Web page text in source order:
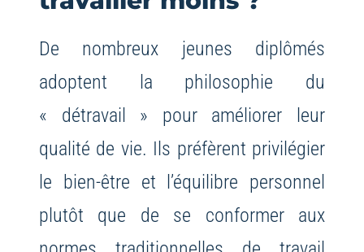
De nombreux jeunes diplômés
adoptent la philosophie du
« détravail » pour améliorer leur
qualité de vie. Ils préfèrent privilégier
le bien-être et l’équilibre personnel
plutôt que de se conformer aux